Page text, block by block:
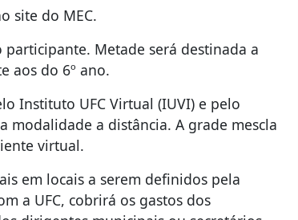
site do MEC.
Metade será destinada a
aos do 6º ano.
Instituto UFC Virtual (IUVI) e pelo
modalidade a distância. A grade mescla
virtual.
em locais a serem definidos pela
a UFC, cobrirá os gastos dos